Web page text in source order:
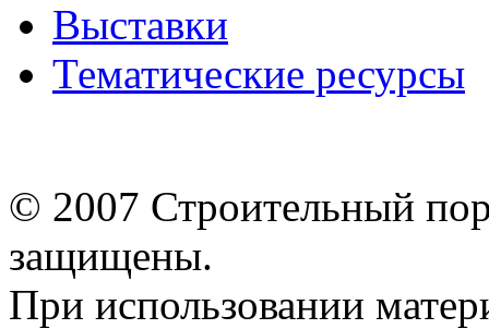
Выставки
Тематические ресурсы
© 2007 Строительный
защищены.
При использовании